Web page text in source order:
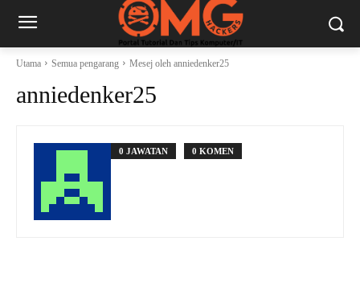
Utama Semua pengarang Mesej oleh anniedenker25
anniedenker25
0 JAWATAN 0 KOMEN